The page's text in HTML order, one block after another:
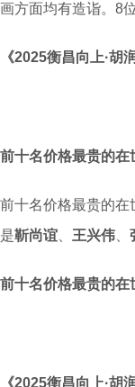
画方面均有造诣。8
《2025衡昌向上·胡
前十名价格最贵的在
前十名价格最贵的在
是靳尚谊 王兴伟
前十名价格最贵的在
《2025衡昌向上·